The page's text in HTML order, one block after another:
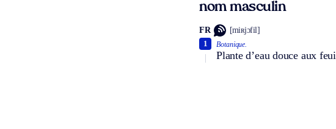
nom masculin
FR [miʀjɔfil]
Botanique.
Plante d’eau douce aux
1